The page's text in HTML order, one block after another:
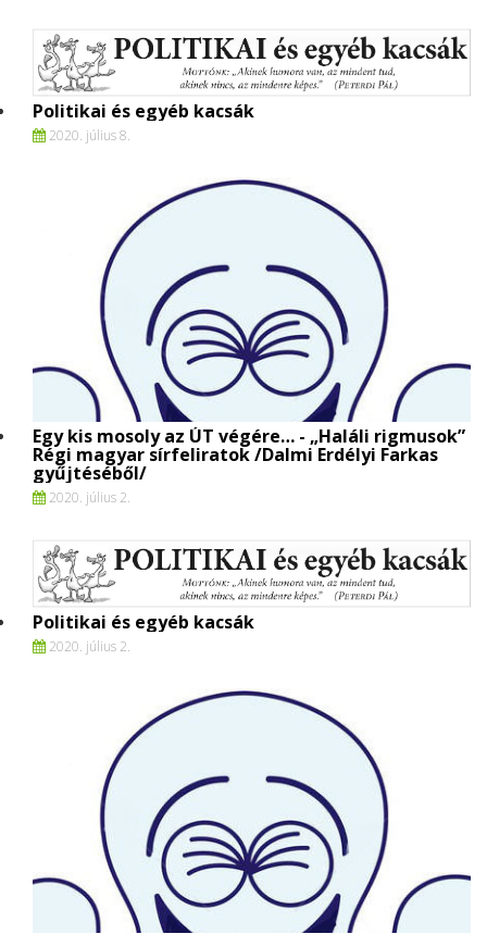
Politikai és egyéb kacsák
2020. július 8.
Egy kis mosoly az ÚT végére… - „Haláli rigmusok”
Régi magyar sírfeliratok /Dalmi Erdélyi Farkas
gyűjtéséből/
2020. július 2.
Politikai és egyéb kacsák
2020. július 2.